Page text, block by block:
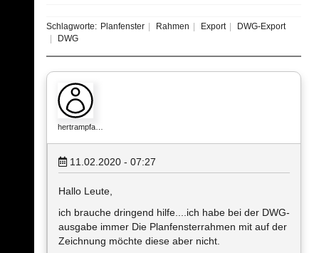
Schlagworte: Planfenster Rahmen Export
DWG-Export
DWG
hertrampfa…
11.02.2020 - 07:27
Hallo Leute,
ich brauche dringend hilfe....ich habe bei der DWG-
ausgabe immer Die Planfensterrahmen mit auf der
Zeichnung möchte diese aber nicht.